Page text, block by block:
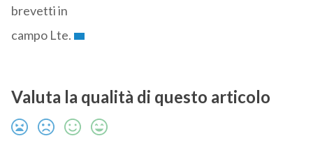
brevetti in
campo Lte.
Valuta la qualità di questo articolo